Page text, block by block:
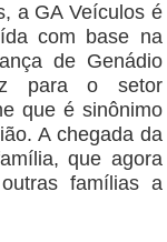
a GA Veículos é
com base na
de Genádio
para o setor
que é sinônimo
A chegada da
que agora
famílias a